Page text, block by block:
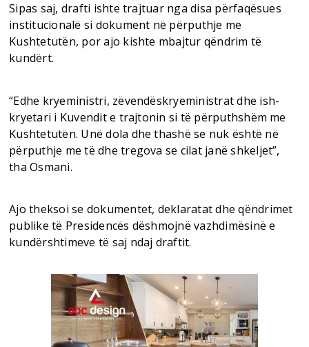
Sipas saj, drafti ishte trajtuar nga disa përfaqësues
institucionalë si dokument në përputhje me
Kushtetutën, por ajo kishte mbajtur qëndrim të
kundërt.
“Edhe kryeministri, zëvendëskryeministrat dhe ish-
kryetari i Kuvendit e trajtonin si të përputhshëm me
Kushtetutën. Unë dola dhe thashë se nuk është në
përputhje me të dhe tregova se cilat janë shkeljet”,
tha Osmani.
Ajo theksoi se dokumentet, deklaratat dhe qëndrimet
publike të Presidencës dëshmojnë vazhdimësinë e
kundërshtimeve të saj ndaj draftit.